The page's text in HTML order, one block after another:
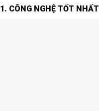
1. CÔNG NGHỆ TỐT NHẤT